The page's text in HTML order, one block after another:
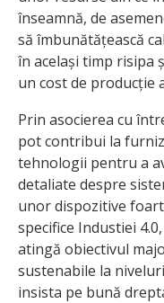
înseamnă, de
să îmbunătățească
în același timp risipa
un cost de producție
Prin asocierea cu
pot contribui la
tehnologii pentru a
detaliate despre
unor dispozitive
specifice Industiei
atingă obiectivul
sustenabile la
insista pe bună